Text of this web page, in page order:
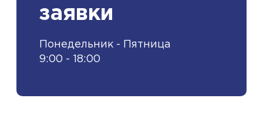
заявки
Понедельник - Пятница
9:00 - 18:00